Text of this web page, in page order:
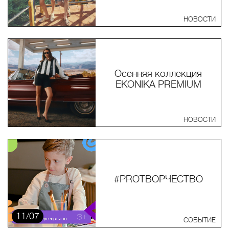
НОВОСТИ
Осенняя коллекция
EKONIKA PREMIUM
НОВОСТИ
#PROТВОРЧЕСТВО
11/07 СОБЫТИЕ